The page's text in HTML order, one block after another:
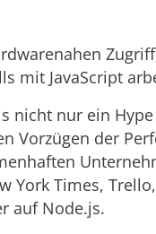
mit JavaScript
nicht nur ein
Vorzügen der
York Times,
auf Node.js.